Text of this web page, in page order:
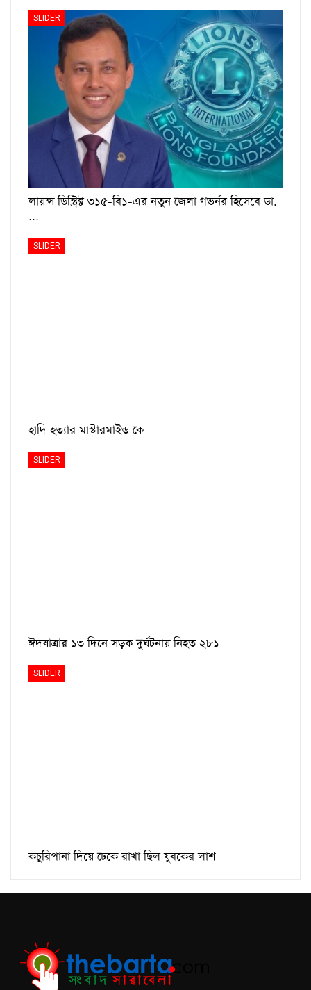
SLIDER
লায়ন্স ডিস্ট্রিক্ট ৩১৫-বি১-এর নতুন জেলা গভর্নর হিসেবে ডা.
…
SLIDER
হাদি হত্যার মাস্টারমাইন্ড কে
SLIDER
ঈদযাত্রার ১৩ দিনে সড়ক দুর্ঘটনায় নিহত ২৮১
SLIDER
কচুরিপানা দিয়ে ঢেকে রাখা ছিল যুবকের লাশ